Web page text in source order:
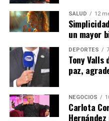
Para enfrentar el cambio
América Latina deben
Esto incluye la
que promuevan la
y la participación
Además, la región tiene el
energías renovables,
recursos hídricos. Invertir
ayudará a mitigar el
SALUD 12
un mayor
DEPORTES
Tony Valls
paz,
NEGOCIOS
Carlota
Hernández